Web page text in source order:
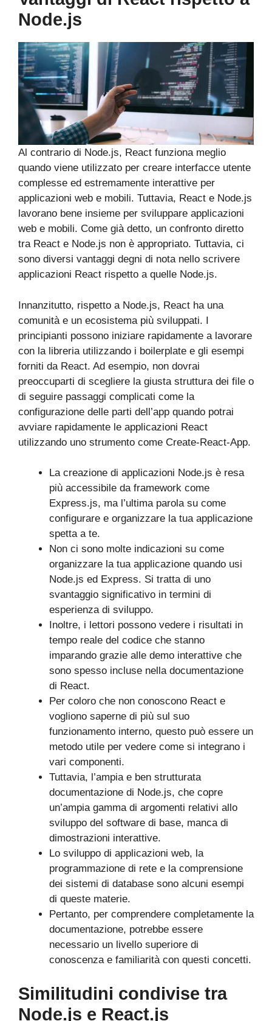
Node.js
Al contrario di Node.js, React funziona meglio
quando viene utilizzato per creare interfacce utente
complesse ed estremamente interattive per
applicazioni web e mobili. Tuttavia, React e Node.js
lavorano bene insieme per sviluppare applicazioni
web e mobili. Come già detto, un confronto diretto
tra React e Node.js non è appropriato. Tuttavia, ci
sono diversi vantaggi degni di nota nello scrivere
applicazioni React rispetto a quelle Node.js.
Innanzitutto, rispetto a Node.js, React ha una
comunità e un ecosistema più sviluppati. I
principianti possono iniziare rapidamente a lavorare
con la libreria utilizzando i boilerplate e gli esempi
forniti da React. Ad esempio, non dovrai
preoccuparti di scegliere la giusta struttura dei file o
di seguire passaggi complicati come la
configurazione delle parti dell’app quando potrai
avviare rapidamente le applicazioni React
utilizzando uno strumento come Create-React-App.
La creazione di applicazioni Node.js è resa
più accessibile da framework come
Express.js, ma l’ultima parola su come
configurare e organizzare la tua applicazione
spetta a te.
Non ci sono molte indicazioni su come
organizzare la tua applicazione quando usi
Node.js ed Express. Si tratta di uno
svantaggio significativo in termini di
esperienza di sviluppo.
Inoltre, i lettori possono vedere i risultati in
tempo reale del codice che stanno
imparando grazie alle demo interattive che
sono spesso incluse nella documentazione
di React.
Per coloro che non conoscono React e
vogliono saperne di più sul suo
funzionamento interno, questo può essere un
metodo utile per vedere come si integrano i
vari componenti.
Tuttavia, l’ampia e ben strutturata
documentazione di Node.js, che copre
un’ampia gamma di argomenti relativi allo
sviluppo del software di base, manca di
dimostrazioni interattive.
Lo sviluppo di applicazioni web, la
programmazione di rete e la comprensione
dei sistemi di database sono alcuni esempi
di queste materie.
Pertanto, per comprendere completamente la
documentazione, potrebbe essere
necessario un livello superiore di
conoscenza e familiarità con questi concetti.
Similitudini condivise tra
Node.js e React.js